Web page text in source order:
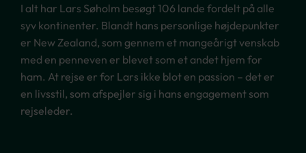
I alt har Lars Søholm besøgt 106 lande fordelt på alle
syv kontinenter. Blandt hans personlige højdepunkter
er New Zealand, som gennem et mangeårigt venskab
med en penneven er blevet som et andet hjem for
ham. At rejse er for Lars ikke blot en passion – det er
en livsstil, som afspejler sig i hans engagement som
rejseleder.